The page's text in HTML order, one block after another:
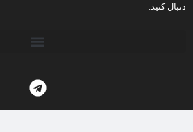
دنبال کنید.